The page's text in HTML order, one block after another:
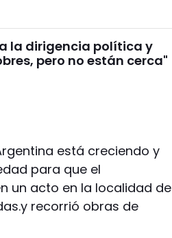
la dirigencia política y
pero no están cerca"
está creciendo y
para que el
un acto en la localidad de
recorrió obras de